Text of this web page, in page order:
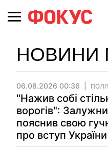
НОВИНИ
06.08.2026 00:36
"Нажив собі
ворогів":
пояснив свою
про вступ